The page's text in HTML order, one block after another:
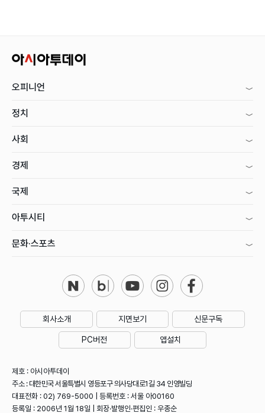
오피니언
정치
사회
경제
국제
아투시티
문화·스포츠
회사소개 지면보기 신문구독
PC버전 앱설치
제호 : 아시아투데이
주소 : 대한민국 서울특별시 영등포구 의사당대로1길 34 인영빌딩
대표전화 : 02) 769-5000 | 등록번호 : 서울 아00160
등록일 : 2006년 1월 18일 | 회장·발행인·편집인 : 우종순